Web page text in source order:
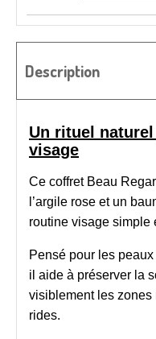
Description
Un rituel
visage
Ce coffret Beau
l’argile rose et un
routine visage simple
Pensé pour les
il aide à préserver la
visiblement les zones
rides.